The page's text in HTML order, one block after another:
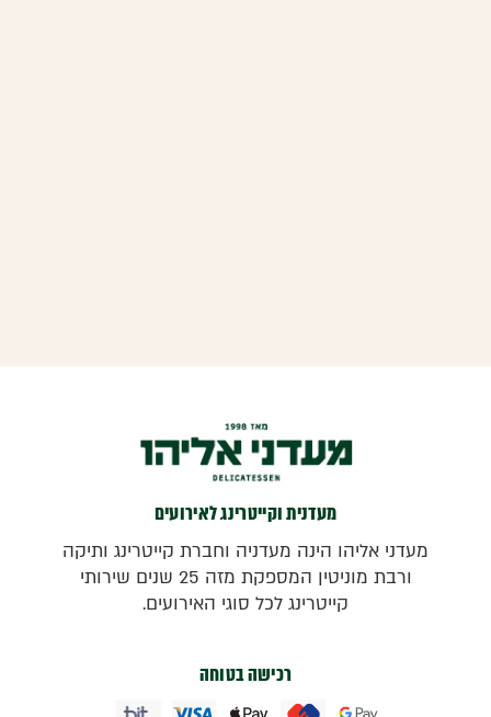
מעדנית וקייטרינג לאירועים
מעדני אליהו הינה מעדניה וחברת קייטרינג ותיקה
ורבת מוניטין המספקת מזה 25 שנים שירותי
קייטרינג לכל סוגי האירועים.
רכישה בטוחה